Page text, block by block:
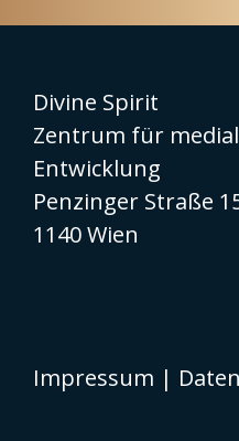
Divine Spirit
Zentrum für
Entwicklung
Penzinger Straße
1140 Wien
Impressum |